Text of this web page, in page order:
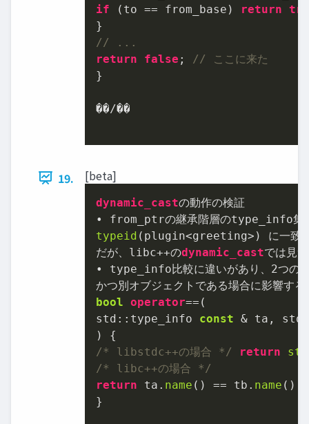
if (to == from_base) return
// ...
return
false ; // ここに来た
}
��/��
19. [beta]
dynamic_castの動作の検証
typeid (plugin<greeting>) に⼀致す
だが、libc++のdynamic_castでは⾒
• type_info⽐較に違いがあり、 2つの
bool operator==(
std::type_info const & ta,
/* libstdc++の場合 */
return
/* libc++の場合 */
return ta. name () == tb. name ();
}